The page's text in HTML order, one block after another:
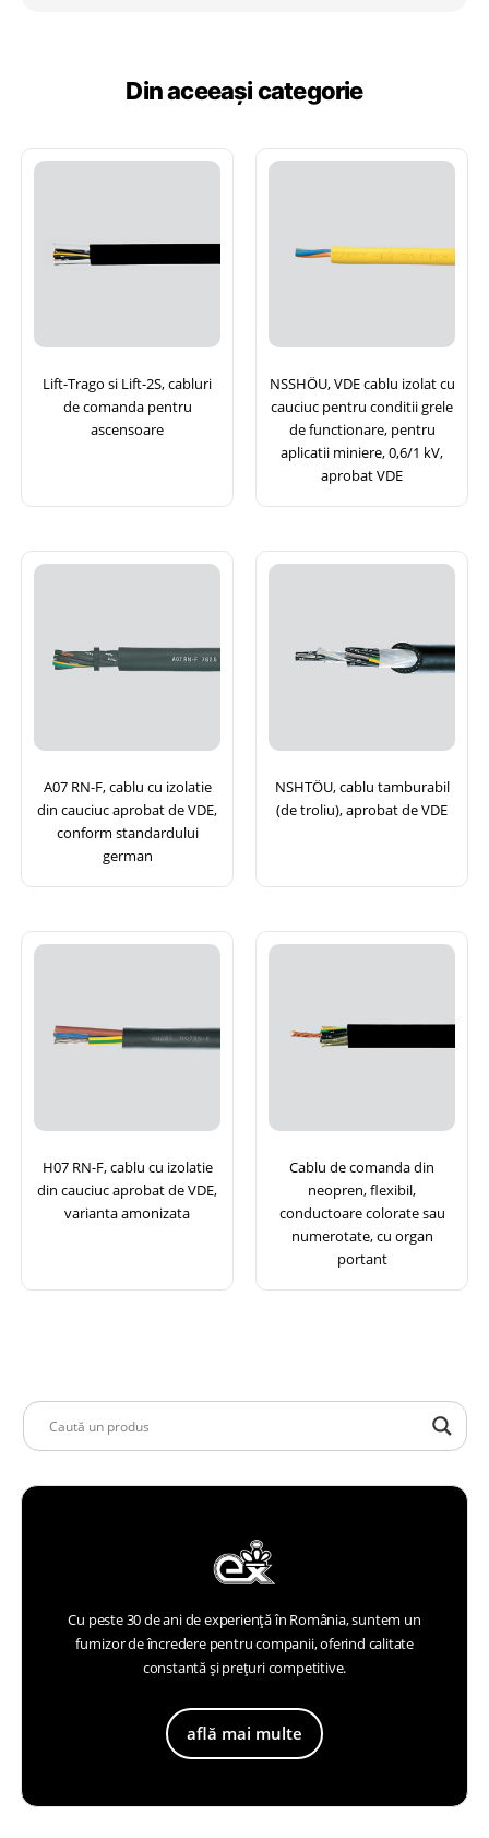
Din aceeași categorie
Lift-Trago si Lift-2S, cabluri
de comanda pentru
ascensoare
NSSHÖU, VDE cablu izolat cu
cauciuc pentru conditii grele
de functionare, pentru
aplicatii miniere, 0,6/1 kV,
aprobat VDE
A07 RN-F, cablu cu izolatie
din cauciuc aprobat de VDE,
conform standardului
german
NSHTÖU, cablu tamburabil
(de troliu), aprobat de VDE
H07 RN-F, cablu cu izolatie
din cauciuc aprobat de VDE,
varianta amonizata
Cablu de comanda din
neopren, flexibil,
conductoare colorate sau
numerotate, cu organ
portant
Cu peste 30 de ani de experiență în România, suntem un
furnizor de încredere pentru companii, oferind calitate
constantă și prețuri competitive.
află mai multe